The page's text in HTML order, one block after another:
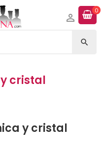
0


cristal
y cristal